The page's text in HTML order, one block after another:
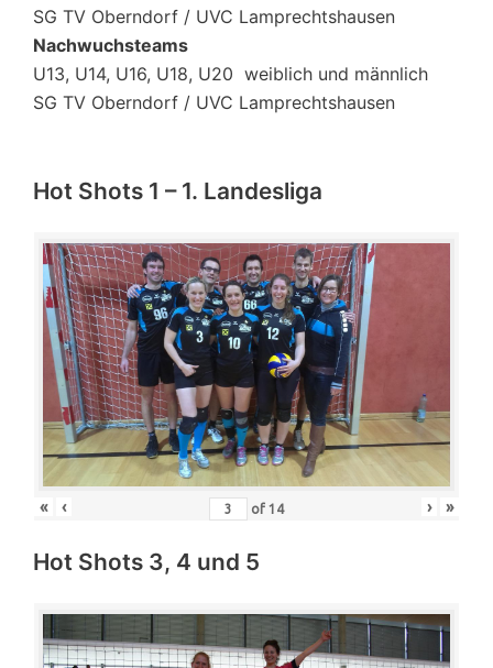
SG TV Oberndorf / UVC Lamprechtshausen
Nachwuchsteams
U13, U14, U16, U18, U20 weiblich und männlich
SG TV Oberndorf / UVC Lamprechtshausen
Hot Shots 1 – 1. Landesliga
« ‹ of 14 › »
Hot Shots 3, 4 und 5